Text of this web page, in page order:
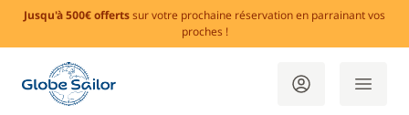
Jusqu'à 500€ offertssur votre prochaine réservation en parrainant vos
proches !